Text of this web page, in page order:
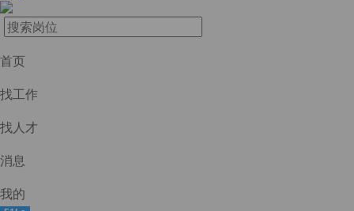
首页
找工作
找人才
消息
我的